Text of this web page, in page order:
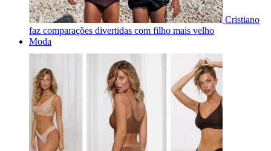
Cristiano
faz comparações divertidas com filho mais velho
Moda